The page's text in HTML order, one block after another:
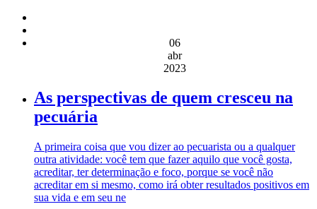
06
abr
2023
As perspectivas de quem cresceu na
pecuária
A primeira coisa que vou dizer ao pecuarista ou a qualquer
outra atividade: você tem que fazer aquilo que você gosta,
acreditar, ter determinação e foco, porque se você não
acreditar em si mesmo, como irá obter resultados positivos em
sua vida e em seu ne